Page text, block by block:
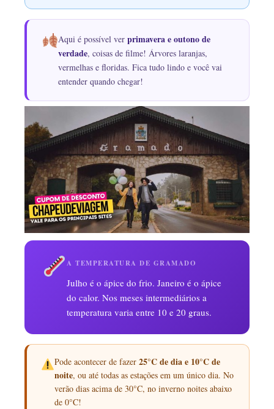
Aqui é possível verprimavera e outono de
verdade, coisas de filme! Árvores laranjas,
vermelhas e floridas. Fica tudo lindo e você vai
entender quando chegar!
A TEMPERATURA DE GRAMADO
Julho é o ápice do frio. Janeiro é o ápice
do calor. Nos meses intermediários a
temperatura varia entre 10 e 20 graus.
Pode acontecer de fazer25°C de dia e 10°C de
noite, ou até todas as estações em um único dia. No
verão dias acima de 30°C, no inverno noites abaixo
de 0°C!